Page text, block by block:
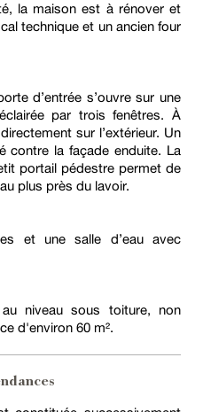
la maison est à rénover et
technique et un ancien four
d’entrée s’ouvre sur une
par trois fenêtres. À
sur l’extérieur. Un
contre la façade enduite. La
portail pédestre permet de
plus près du lavoir.
et une salle d’eau avec
niveau sous toiture, non
d'environ 60 m².